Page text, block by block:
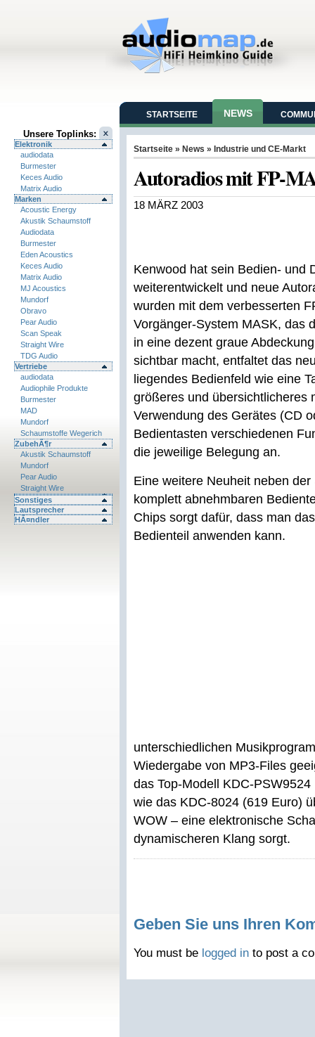
Unsere Toplinks:
Elektronik
audiodata
Burmester
Keces Audio
Matrix Audio
Marken
Acoustic Energy
Akustik Schaumstoff
Audiodata
Burmester
Eden Acoustics
Keces Audio
Matrix Audio
MJ Acoustics
Mundorf
Obravo
Pear Audio
Scan Speak
Straight Wire
TDG Audio
Vertriebe
audiodata
Audiophile Produkte
Burmester
MAD
Mundorf
Schaumstoffe Wegerich
ZubehÃ¶r
Akustik Schaumstoff
Mundorf
Pear Audio
Straight Wire
Sonstiges
Lautsprecher
HÃ¤ndler
STARTSEITE NEWS
Startseite » News » Industrie und CE-Markt
Autoradios mit FP-
18 MÄRZ 2003
Kenwood hat sein Bedien- und
weiterentwickelt und neue
wurden mit dem verbesserten
Vorgänger-System MASK, das
in eine dezent graue
sichtbar macht, entfaltet das
liegendes Bedienfeld wie eine
größeres und übersichtlicheres
Verwendung des Gerätes (CD
Bedientasten verschiedenen
die jeweilige Belegung an.
Eine weitere Neuheit neben
komplett abnehmbaren
Chips sorgt dafür, dass man
Bedienteil anwenden kann.
unterschiedlichen
Wiedergabe von MP3-Files
das Top-Modell KDC-
wie das KDC-8024 (619 Euro)
WOW – eine elektronische
dynamischeren Klang sorgt.
Geben Sie uns Ihren
You must be logged in to post a